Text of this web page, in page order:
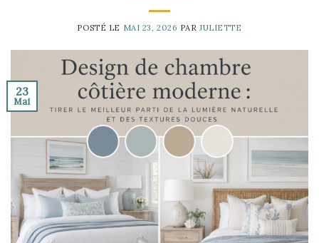
POSTÉ LE MAI 23, 2026 PARJULIETTE
23
Mai